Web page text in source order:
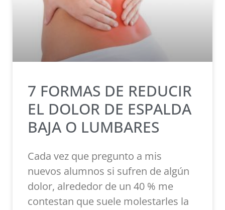
7 FORMAS DE REDUCIR
EL DOLOR DE ESPALDA
BAJA O LUMBARES
Cada vez que pregunto a mis
nuevos alumnos si sufren de algún
dolor, alrededor de un 40 % me
contestan que suele molestarles la